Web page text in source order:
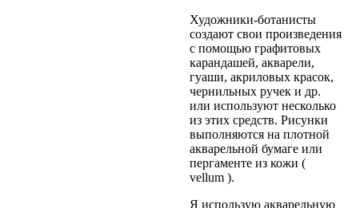
Художники-ботанисты
создают свои произведения
с помощью графитовых
карандашей, акварели,
гуаши, акриловых красок,
чернильных ручек и др.
или используют несколько
из этих средств. Рисунки
выполняются на плотной
акварельной бумаге или
пергаменте из кожи (
vellum ).
Я использую акварельную